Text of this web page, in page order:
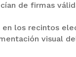
de firmas
en los recintos
visual